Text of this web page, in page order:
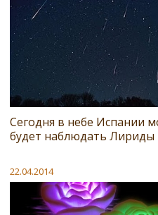
Сегодня в небе Испании
будет наблюдать Лириды
22.04.2014